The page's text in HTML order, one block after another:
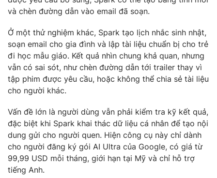
Ðiện thoại Thời báo VTV:024.66 897 897
toasoan@vtv.vn
Liên hệ quảng cáo:024-7300.7108
® Cấm sao chép dưới mọi hình thức nếu không có sự chấp
và chèn đường dẫn vào email đã soạn.
Ở một thử nghiệm khác, Spark tạo lịch nhắc sinh nhật,
soạn email cho gia đình và lập tài liệu chuẩn bị cho trẻ
đi học mẫu giáo. Kết quả nhìn chung khả quan, nhưng
vẫn có sai sót, như chèn đường dẫn tới trailer thay vì
tập phim được yêu cầu, hoặc không thể chia sẻ tài liệu
cho người khác.
Vấn đề lớn là người dùng vẫn phải kiểm tra kỹ kết quả,
đặc biệt khi Spark khai thác dữ liệu cá nhân để tạo nội
dung gửi cho người quen. Hiện công cụ này chỉ dành
cho người đăng ký gói AI Ultra của Google, có giá từ
99,99 USD mỗi tháng, giới hạn tại Mỹ và chỉ hỗ trợ
tiếng Anh.